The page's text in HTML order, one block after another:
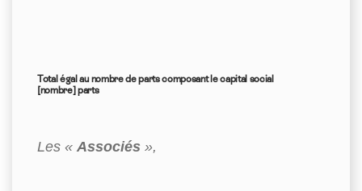
Total égal au nombre de parts composant le capital social
[nombre] parts
Les « Associés »,